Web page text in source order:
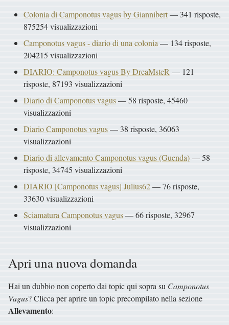
Colonia di Camponotus vagus by Giannibert— 341 risposte,
875254 visualizzazioni
Camponotus vagus - diario di una colonia — 134 risposte,
204215 visualizzazioni
DIARIO: Camponotus vagus By DreaMsteR — 121
risposte, 87193 visualizzazioni
Diario di Camponotus vagus— 58 risposte, 45460
visualizzazioni
Diario Camponotus vagus— 38 risposte, 36063
visualizzazioni
Diario di allevamento Camponotus vagus (Guenda)— 58
risposte, 34745 visualizzazioni
DIARIO [Camponotus vagus] Julius62— 76 risposte,
33630 visualizzazioni
Sciamatura Camponotus vagus— 66 risposte, 32967
visualizzazioni
Apri una nuova domanda
Hai un dubbio non coperto dai topic qui sopra su Camponotus
Vagus? Clicca per aprire un topic precompilato nella sezione
Allevamento: